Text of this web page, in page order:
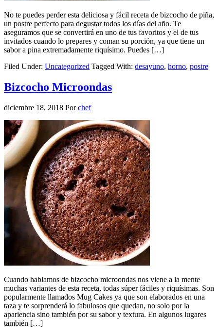
No te puedes perder esta deliciosa y fácil receta de bizcocho de piña,
un postre perfecto para degustar todos los días del año. Te
aseguramos que se convertirá en uno de tus favoritos y el de tus
invitados cuando lo prepares y coman su porción, ya que tiene un
sabor a pina extremadamente riquísimo. Puedes […]
Filed Under: Uncategorized Tagged With: desayuno, horno, postre
Bizcocho Microondas
diciembre 18, 2018 Porchef
Cuando hablamos de bizcocho microondas nos viene a la mente
muchas variantes de esta receta, todas súper fáciles y riquísimas. Son
popularmente llamados Mug Cakes ya que son elaborados en una
taza y te sorprenderá lo fabulosos que quedan, no solo por la
apariencia sino también por su sabor y textura. En algunos lugares
también […]